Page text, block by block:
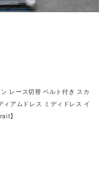
レース切替 ベルト付き スカ
アムドレス ミディドレス イ
】